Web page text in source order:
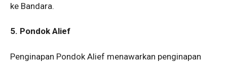
ke Bandara.
5. Pondok Alief
Penginapan Pondok Alief menawarkan penginapan